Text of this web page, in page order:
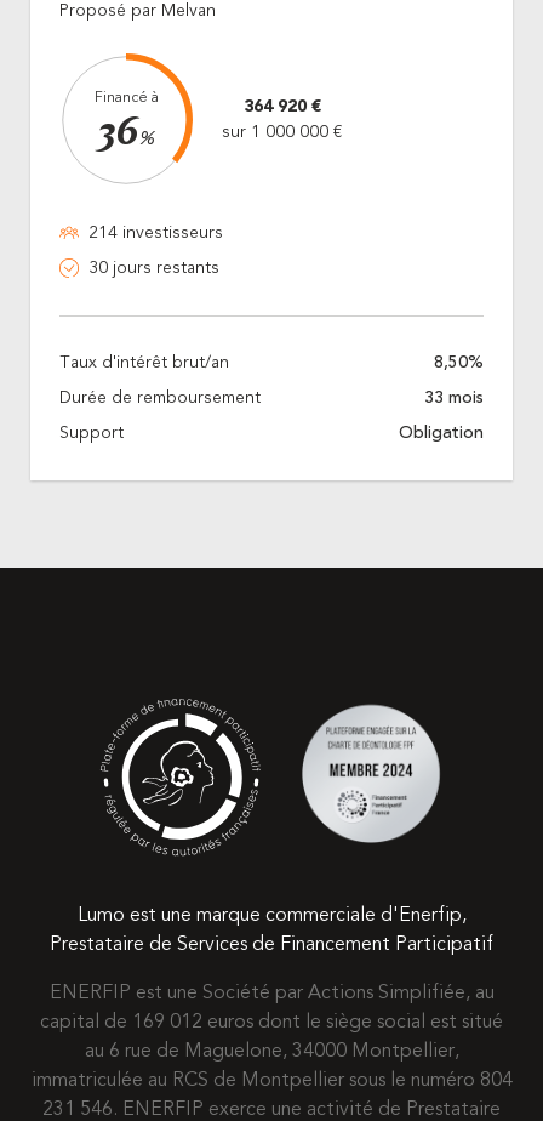
Proposé par Melvan
Financé à
36%
364 920 €
sur 1 000 000 €
214 investisseurs
30 jours restants
Taux d'intérêt brut/an 8,50%
Durée de remboursement 33 mois
Support Obligation
Lumo est une marque commerciale d'Enerfip,
Prestataire de Services de Financement Participatif
ENERFIP est une Société par Actions Simplifiée, au
capital de 169 012 euros dont le siège social est situé
au 6 rue de Maguelone, 34000 Montpellier,
immatriculée au RCS de Montpellier sous le numéro 804
231 546. ENERFIP exerce une activité de Prestataire